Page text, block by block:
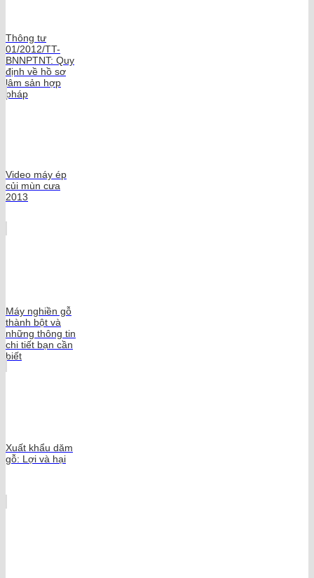
Thông tư
01/2012/TT-
BNNPTNT: Quy
định về hồ sơ
lâm sản hợp
pháp
Video máy ép
củi mùn cưa
2013
Máy nghiền gỗ
thành bột và
những thông tin
chi tiết bạn cần
biết
Xuất khẩu dăm
gỗ: Lợi và hại